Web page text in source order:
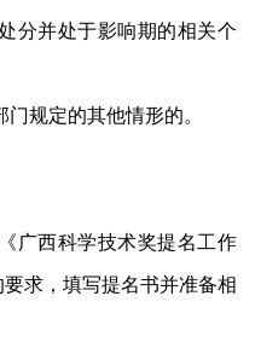
分并处于影响期的相关个
规定的其他情形的。
广西科学技术奖提名工作
要求，填写提名书并准备相